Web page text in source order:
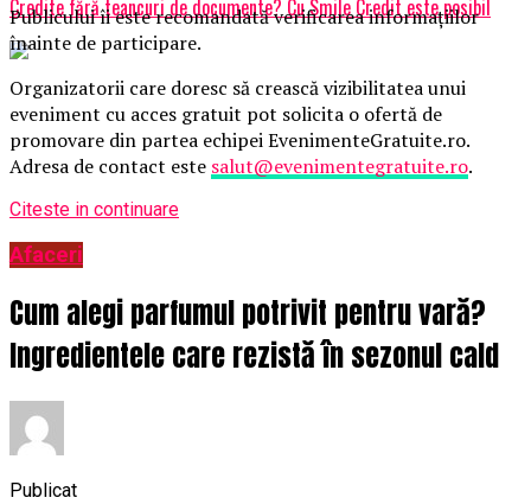
Credite fără teancuri de documente? Cu Smile Credit este posibil
Publicului îi este recomandată verificarea informațiilor
înainte de participare.
Organizatorii care doresc să crească vizibilitatea unui
eveniment cu acces gratuit pot solicita o ofertă de
promovare din partea echipei EvenimenteGratuite.ro.
Adresa de contact este salut@evenimentegratuite.ro.
Citeste in continuare
Afaceri
Cum alegi parfumul potrivit pentru vară?
Ingredientele care rezistă în sezonul cald
Publicat